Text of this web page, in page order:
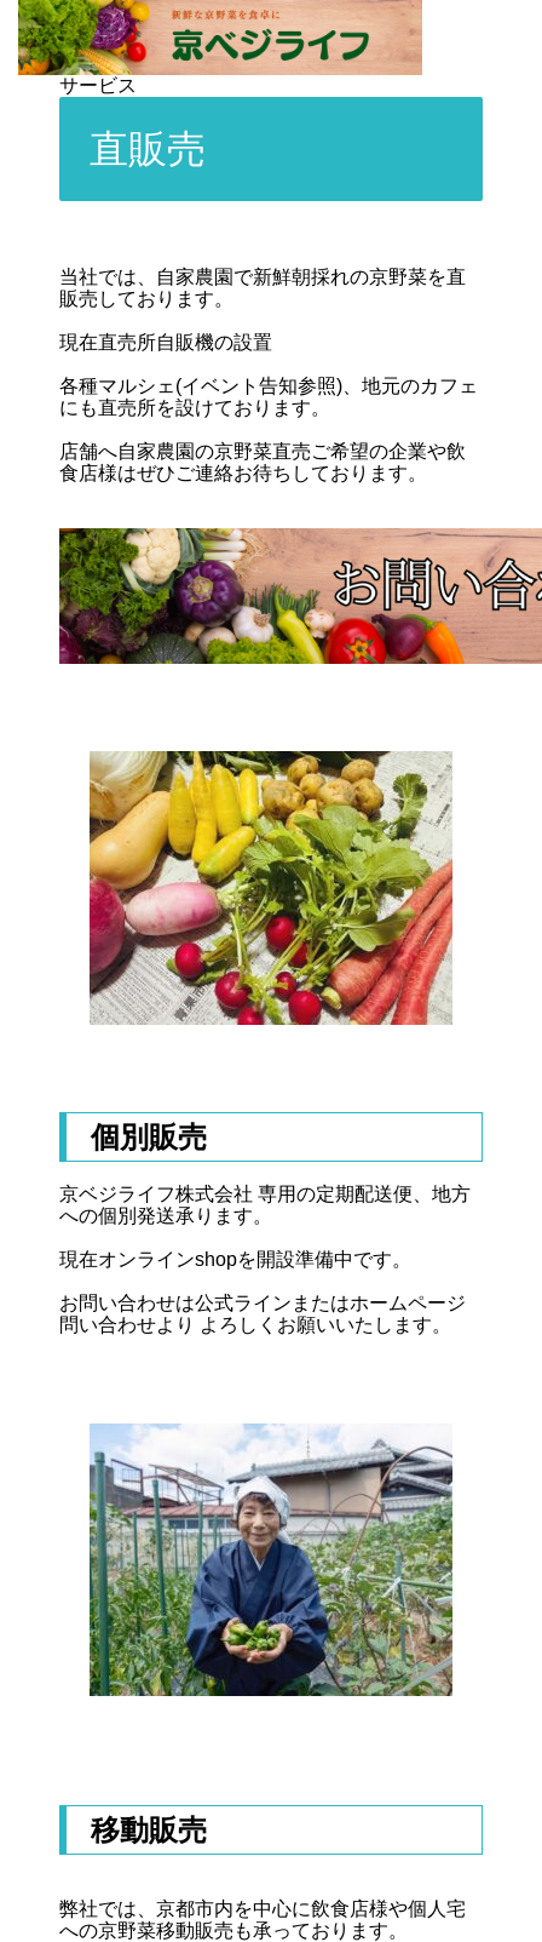
サービス
直販売
当社では、自家農園で新鮮朝採れの京野菜を直
販売しております。
現在直売所自販機の設置
各種マルシェ(イベント告知参照)、地元のカフェ
にも直売所を設けております。
店舗へ自家農園の京野菜直売ご希望の企業や飲
食店様はぜひご連絡お待ちしております。
個別販売
京ベジライフ株式会社 専用の定期配送便、地方
への個別発送承ります。
現在オンラインshopを開設準備中です。
お問い合わせは公式ラインまたはホームページ
問い合わせより よろしくお願いいたします。
移動販売
弊社では、京都市内を中心に飲食店様や個人宅
への京野菜移動販売も承っております。